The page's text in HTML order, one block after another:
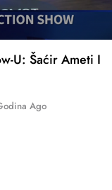
U: Šaćir Ameti I
Ago